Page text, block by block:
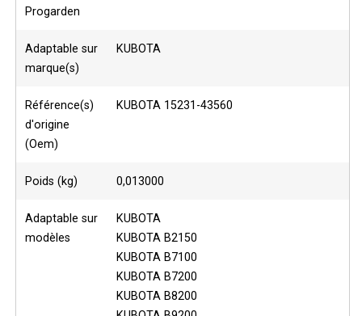
Progarden
Adaptable sur
marque(s)
KUBOTA
Référence(s)
d'origine
(Oem)
KUBOTA 15231-43560
Poids (kg) 0,013000
Adaptable sur
modèles
KUBOTA
KUBOTA B2150
KUBOTA B7100
KUBOTA B7200
KUBOTA B8200